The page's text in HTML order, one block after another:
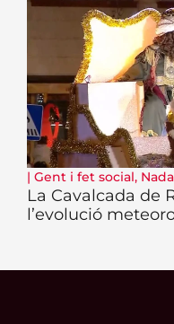
| Gent i fet social,
La Cavalcada de
l’evolució